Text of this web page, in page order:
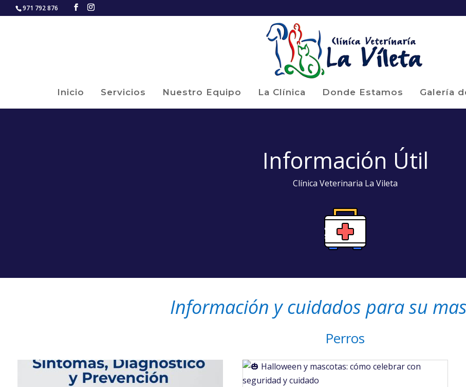
971 792 876
Inicio Servicios Nuestro Equipo La Clínica Donde Estamos Galería
Información Útil
Clínica Veterinaria La Vileta
Información y cuidados para su
Perros